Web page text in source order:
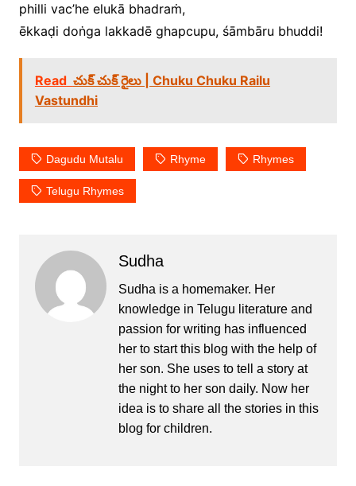
philli vac’he elukā bhadraṁ,
ēkkaḍi doṅga lakkadē ghapcupu, śāmbāru bhuddi!
Read చుక్ చుక్ రైలు | Chuku Chuku Railu
Vastundhi
Dagudu Mutalu Rhyme Rhymes
Telugu Rhymes
Sudha
Sudha is a homemaker. Her
knowledge in Telugu literature and
passion for writing has influenced
her to start this blog with the help of
her son. She uses to tell a story at
the night to her son daily. Now her
idea is to share all the stories in this
blog for children.